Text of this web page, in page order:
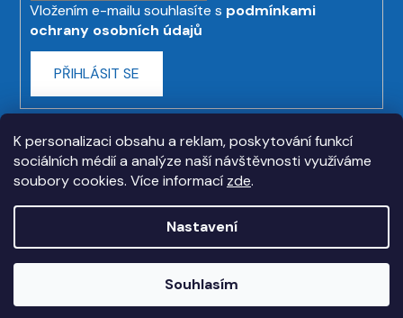
K personalizaci obsahu a reklam, poskytování funkcí
sociálních médií a analýze naší návštěvnosti využíváme
soubory cookies. Více informací zde.
Nastavení
Souhlasím
Vložením e-mailu souhlasíte s podmínkami
ochrany osobních údajů
PŘIHLÁSIT SE
Vytvořil Shoptet
askmt.com
vyhrazena.Upravit nastavení cookies